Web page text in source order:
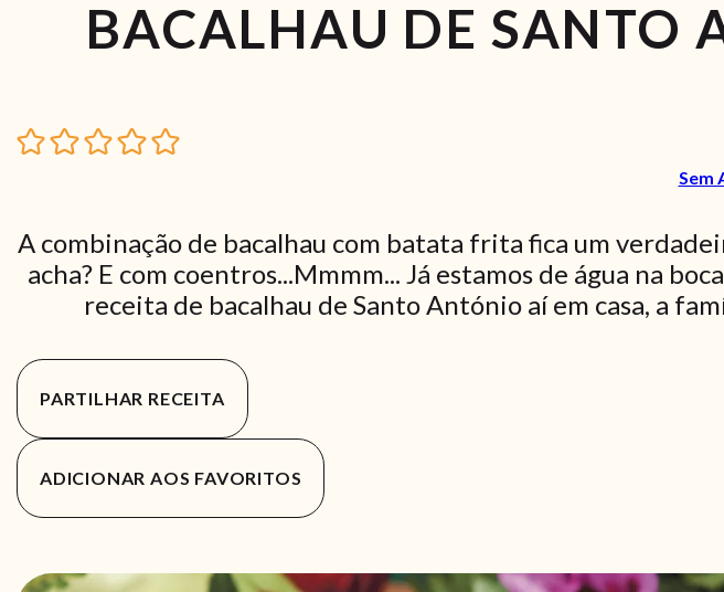
BACALHAU DE SANTO
Sem
A combinação de bacalhau com batata frita fica um
acha? E com coentros...Mmmm... Já estamos de água na
receita de bacalhau de Santo António aí em casa, a
PARTILHAR RECEITA
ADICIONAR AOS FAVORITOS